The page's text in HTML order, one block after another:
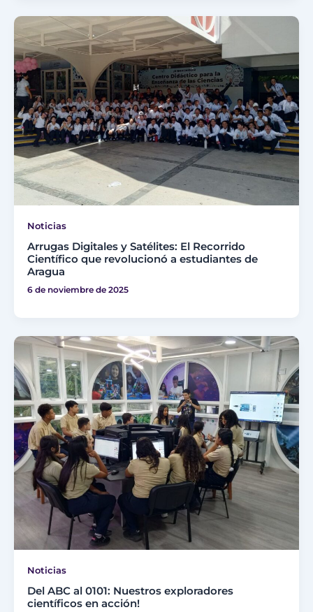
Noticias
Arrugas Digitales y Satélites: El Recorrido
Científico que revolucionó a estudiantes de
Aragua
6 de noviembre de 2025
Noticias
Del ABC al 0101: Nuestros exploradores
científicos en acción!